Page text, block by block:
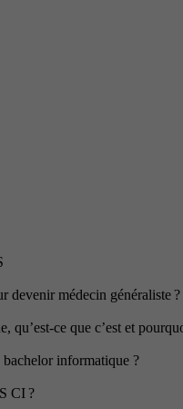
devenir médecin généraliste ?
qu’est-ce que c’est et
informatique ?
CI ?